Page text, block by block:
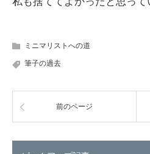
ミニマリストへの道
筆子の過去
前のページ